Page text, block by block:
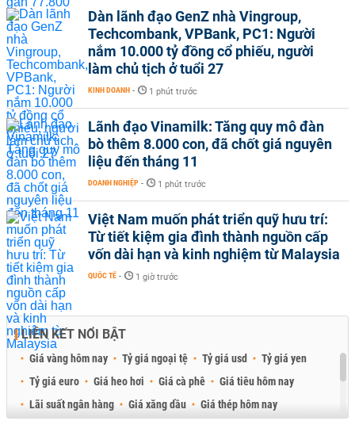
Dàn lãnh đạo GenZ nhà Vingroup,
Techcombank, VPBank, PC1: Người
nắm 10.000 tỷ đồng cổ phiếu, người
làm chủ tịch ở tuổi 27
KINH DOANH - 1 phút trước
Lãnh đạo Vinamilk: Tăng quy mô đàn
bò thêm 8.000 con, đã chốt giá nguyên
liệu đến tháng 11
DOANH NGHIỆP - 1 phút trước
Việt Nam muốn phát triển quỹ hưu trí:
Từ tiết kiệm gia đình thành nguồn cấp
vốn dài hạn và kinh nghiệm từ Malaysia
QUỐC TẾ - 1 giờ trước
LIÊN KẾT NỔI BẬT
Giá vàng hôm nay Tỷ giá ngoại tệ Tỷ giá usd
Tỷ giá yen
Tỷ giá euro
Giá heo hơi Giá cà phê
Giá tiêu hôm nay
Lãi suất ngân hàng
Giá xăng dầu
Giá thép hôm nay